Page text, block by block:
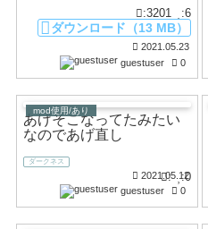
:3201 :6
2021.05.23
guestuser
0
ダウンロード（13 MB）
mod使用/あり
あげそこなってたみたい
なのであげ直し
ダークネス
: :0
2021.05.12
guestuser
0